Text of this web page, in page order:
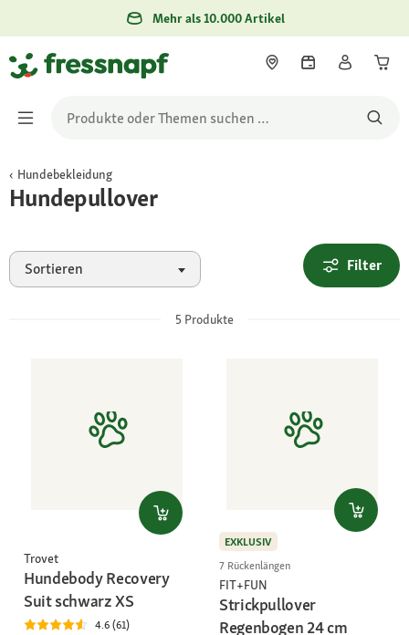
Mehr als 10.000 Artikel
Hundebekleidung
Hundepullover
Sortieren Filter
5 Produkte
Trovet
Hundebody Recovery
Suit schwarz XS
4.6 (61)
EXKLUSIV
7 Rückenlängen
FIT+FUN
Strickpullover
Regenbogen 24 cm